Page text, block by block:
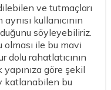
ve tutmaçları
kullanıcının
söyleyebiliriz.
olması ile bu mavi
dolu rahatlatıcının
göre şekil
katlanabilen bu